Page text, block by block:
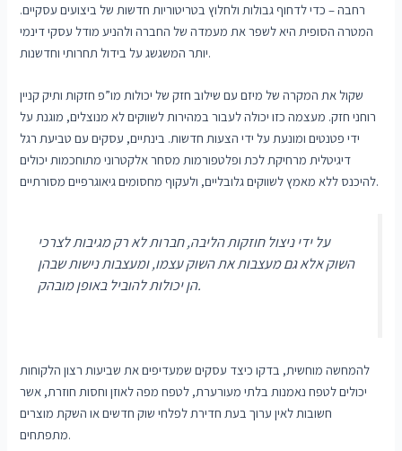
רחבה – כדי לדחוף גבולות ולחלוץ בטריטוריות חדשות של ביצועים עסקיים.
המטרה הסופית היא לשפר את מעמדה של החברה ולהניע מודל עסקי דינמי
יותר המשגשג על בידול תחרותי וחדשנות.
שקול את המקרה של מיזם עם שילוב חזק של יכולות מו”פ חזקות ותיק קניין
רוחני חזק. מעצמה כזו יכולה לעבור במהירות לשווקים לא מנוצלים, מוגנת על
ידי פטנטים ומונעת על ידי הצעות חדשות. בינתיים, עסקים עם טביעת רגל
דיגיטלית מרחיקת לכת ופלטפורמות מסחר אלקטרוני מתוחכמות יכולים
להיכנס ללא מאמץ לשווקים גלובליים, ולעקוף מחסומים גיאוגרפיים מסורתיים.
על ידי ניצול חוזקות הליבה, חברות לא רק מגיבות לצרכי
השוק אלא גם מעצבות את השוק עצמו, ומעצבות נישות שבהן
הן יכולות להוביל באופן מובהק.
להמחשה מוחשית, בדקו כיצד עסקים שמעדיפים את שביעות רצון הלקוחות
יכולים לטפח נאמנות בלתי מעורערת, לטפח מפה לאוזן וחסות חוזרת, אשר
חשובות לאין ערוך בעת חדירת לפלחי שוק חדשים או השקת מוצרים
מתפתחים.